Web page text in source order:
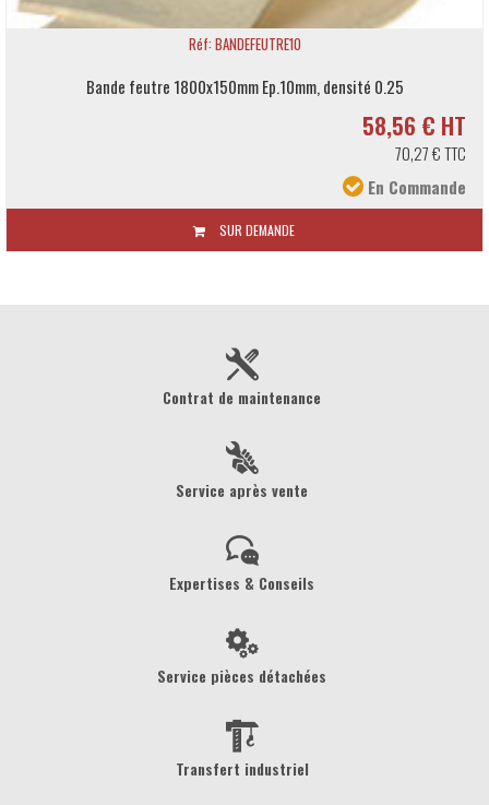
Réf: BANDEFEUTRE10
Bande feutre 1800x150mm Ep.10mm, densité 0.25
58,56 € HT
70,27 € TTC
En Commande
SUR DEMANDE
Contrat de maintenance
Service après vente
Expertises & Conseils
Service pièces détachées
Transfert industriel